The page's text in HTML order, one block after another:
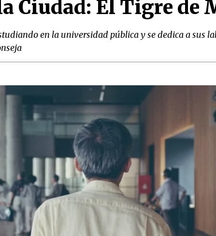
Ciudad: El Tigre de
en la universidad pública y se dedica a sus